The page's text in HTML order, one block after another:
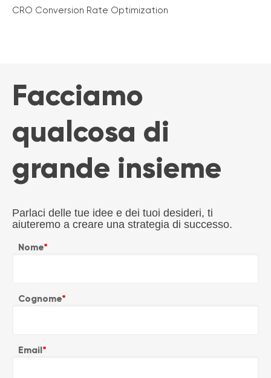
CRO Conversion Rate Optimization
Facciamo
qualcosa di
grande insieme
Parlaci delle tue idee e dei tuoi desideri, ti
aiuteremo a creare una strategia di successo.
Nome*
Cognome*
Email*